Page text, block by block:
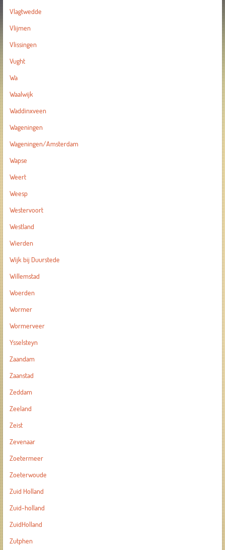
Vlagtwedde
Vlijmen
Vlissingen
Vught
Wa
Waalwijk
Waddinxveen
Wageningen
Wageningen/Amsterdam
Wapse
Weert
Weesp
Westervoort
Westland
Wierden
Wijk bij Duurstede
Willemstad
Woerden
Wormer
Wormerveer
Ysselsteyn
Zaandam
Zaanstad
Zeddam
Zeeland
Zeist
Zevenaar
Zoetermeer
Zoeterwoude
Zuid Holland
Zuid-holland
ZuidHolland
Zutphen